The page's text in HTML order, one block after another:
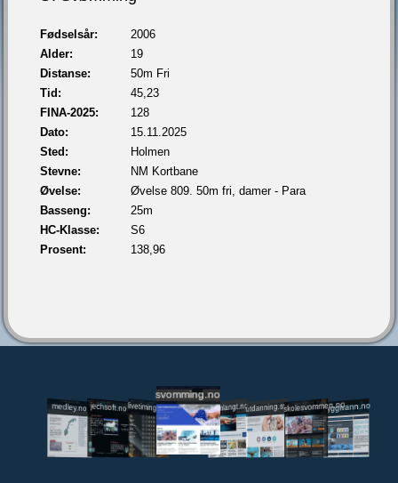
Fødselsår:
2006
Alder:
19
Distanse:
50m Fri
Tid:
45,23
FINA-2025:
128
Dato:
15.11.2025
Sted:
Holmen
Stevne:
NM Kortbane
Øvelse:
Øvelse 809. 50m fri, damer - Para
Basseng:
25m
HC-Klasse:
S6
Prosent:
138,96
medley.no jechsoft.nolivetiming.medley.no
svomming.no
svomlangt.noutdanning.svomming.no
skolesvommen.notryggivann.no